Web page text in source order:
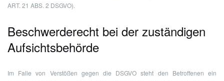
ART. 21 ABS. 2 DSGVO).
Beschwerde­recht bei der zuständigen
Aufsichts­behörde
Im Falle von Verstößen gegen die DSGVO steht den Betroffenen ein